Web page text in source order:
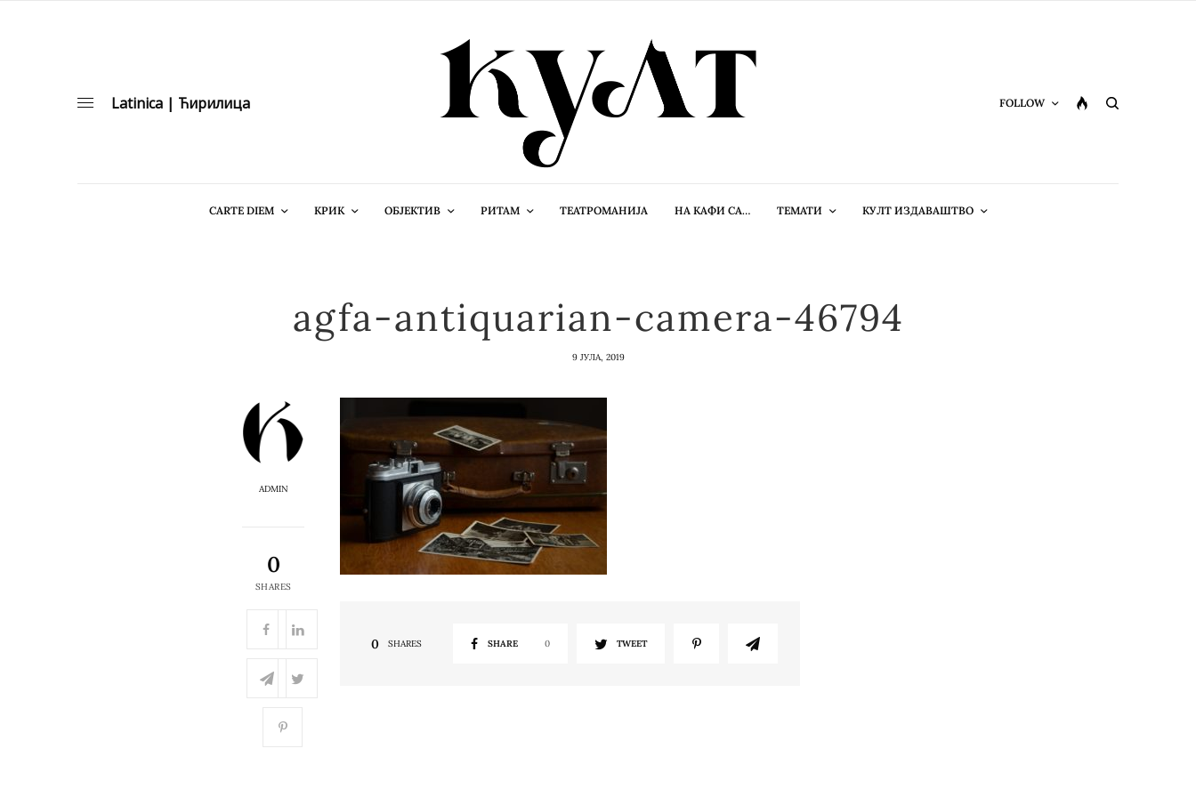
Latinica | Ћирилица FOLLOW
CARTE DIEM КРИК ОБЈЕКТИВ РИТАМ ТЕАТРОМАНИЈА НА КАФИ СА… ТЕМАТИ КУЛТ ИЗДАВАШТВО
agfa-antiquarian-camera-46794
9 ЈУЛА, 2019
ADMIN
0
SHARES
0 SHARES SHARE 0 TWEET